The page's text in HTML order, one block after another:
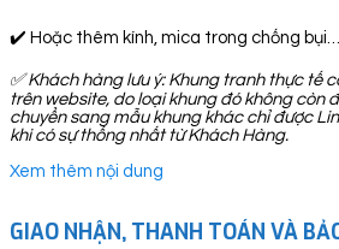
✔️ Hoặc thêm kính, mica trong chống bụi…
✅Khách hàng lưu ý: Khung tranh thực tế
trên website, do loại khung đó không còn
chuyển sang mẫu khung khác chỉ được
khi có sự thống nhất từ Khách Hàng.
Xem thêm nội dung
GIAO NHẬN, THANH TOÁN VÀ